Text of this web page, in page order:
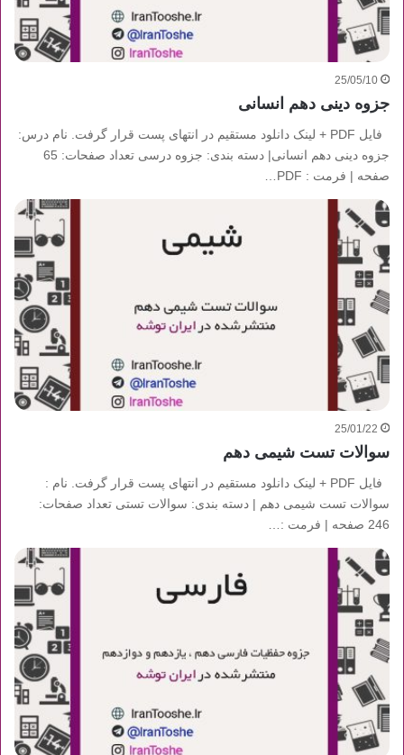
25/05/10
جزوه دینی دهم انسانی
فایل PDF + لینک دانلود مستقیم در انتهای پست قرار گرفت. نام درس:
جزوه دینی دهم انسانی| دسته بندی: جزوه درسی تعداد صفحات: 65
صفحه | فرمت : PDF…
25/01/22
سوالات تست شیمی دهم
فایل PDF + لینک دانلود مستقیم در انتهای پست قرار گرفت. نام :
سوالات تست شیمی دهم | دسته بندی: سوالات تستی تعداد صفحات:
246 صفحه | فرمت :…